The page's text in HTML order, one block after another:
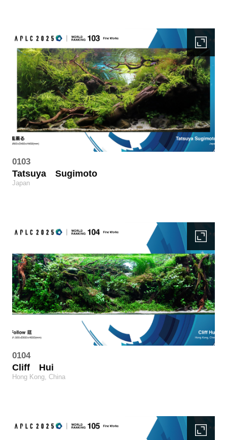
0103
Tatsuya Sugimoto
Japan
0104
Cliff Hui
Hong Kong, China